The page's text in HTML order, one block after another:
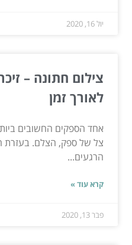
יול 16, 2020
צילום חתונה –
לאורך זמן
אחד הספקים החשובים
צל של ספק, הצלם. בעזרת
הרגעים...
קרא עוד »
פבר 13, 2020